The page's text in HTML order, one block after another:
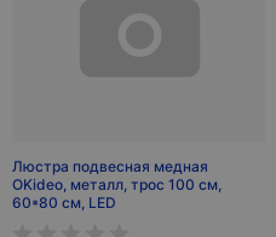
Люстра подвесная медная
OKideo, металл, трос 100 см,
60*80 см, LED